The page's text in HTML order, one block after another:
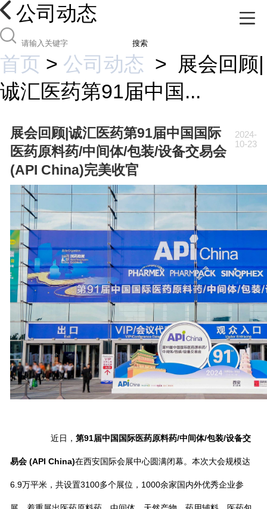
公司动态
搜索
首页 > 公司动态 >
展会回顾|
诚汇医药第91届中国...
展会回顾|诚汇医药第91届中国国际
医药原料药/中间体/包装/设备交易会
(API China)完美收官
2024-
10-23
近日， 第91届中国国际医药原料药/中间体/包装/设备交
易会 (API China)在西安国际会展中心圆满闭幕。本次大会规模达
6.9万平米，共设置3100多个展位，1000余家国内外优秀企业参